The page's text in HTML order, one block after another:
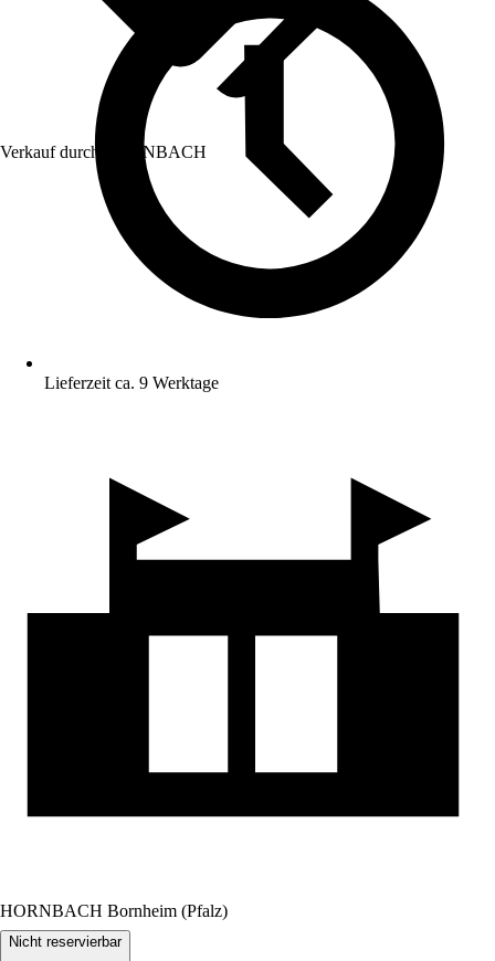
Verkauf durch: HORNBACH
Lieferzeit ca. 9 Werktage
HORNBACH Bornheim (Pfalz)
Nicht reservierbar